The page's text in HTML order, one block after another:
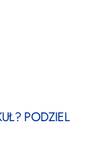
PODZIEL